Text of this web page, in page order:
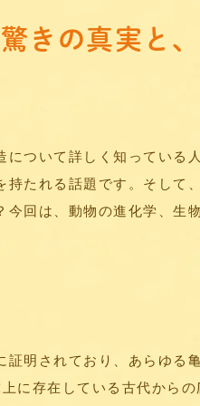
きの真実と
ついて詳しく知っている
たれる話題です。そして
回は、動物の進化学、生
明されており、あらゆる
に存在している古代から